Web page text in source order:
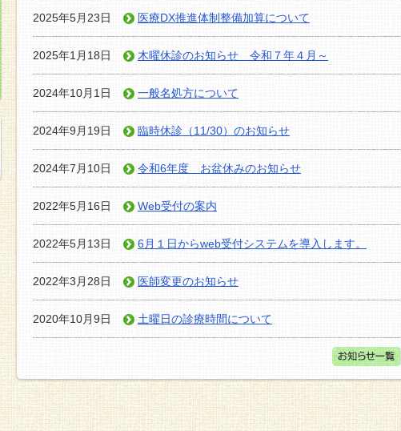
2025年5月23日 医療DX推進体制整備加算について
2025年1月18日 木曜休診のお知らせ 令和７年４月～
2024年10月1日 一般名処方について
2024年9月19日 臨時休診（11/30）のお知らせ
2024年7月10日 令和6年度 お盆休みのお知らせ
2022年5月16日 Web受付の案内
2022年5月13日 6月１日からweb受付システムを導入します。
2022年3月28日 医師変更のお知らせ
2020年10月9日 土曜日の診療時間について